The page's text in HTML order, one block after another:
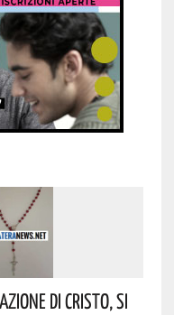
Di Cristo, Si